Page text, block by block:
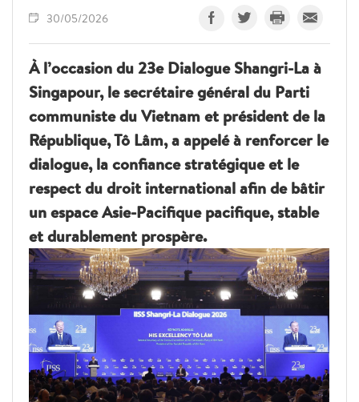
30/05/2026
À l’occasion du 23e Dialogue Shangri-La à
Singapour, le secrétaire général du Parti
communiste du Vietnam et président de la
République, Tô Lâm, a appelé à renforcer le
dialogue, la confiance stratégique et le
respect du droit international afin de bâtir
un espace Asie-Pacifique pacifique, stable
et durablement prospère.